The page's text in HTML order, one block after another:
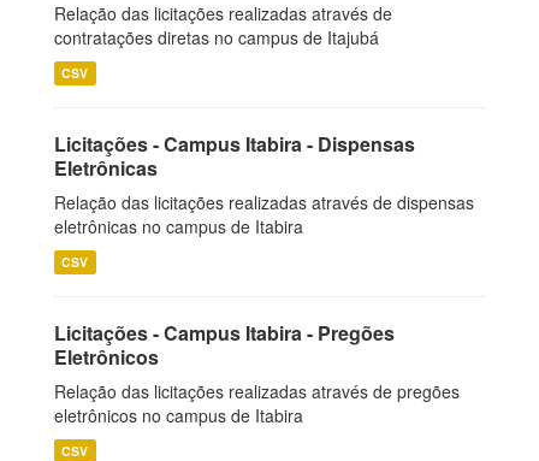
Relação das licitações realizadas através de
contratações diretas no campus de Itajubá
CSV
Licitações - Campus Itabira - Dispensas
Eletrônicas
Relação das licitações realizadas através de dispensas
eletrônicas no campus de Itabira
CSV
Licitações - Campus Itabira - Pregões
Eletrônicos
Relação das licitações realizadas através de pregões
eletrônicos no campus de Itabira
CSV